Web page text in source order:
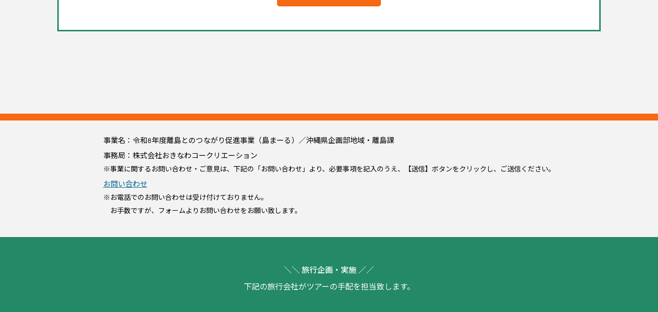
サービス提供者が一般に公開していないサービスに対して決めつけたもの
主観的であっても、コメント機能として不適切な表現と弊社が判断するもの
法律違反や犯罪行為等に結びつく可能性のあるもの
サービス提供者の関係者の方によるサービス提供者に対してのもの
政治的、宗教的、思想的に極端な偏りや差別がある内容
営利宣伝目的の内容
サービス提供者の法律・契約違反に関するもの（第3条に付記）
トラブルのあったサービス提供者に対してのもの（第3条に付記）
プライバシーの侵害、著作権等の知的財産権侵害に当たるもの（第3条に付記）
事業名：令和8年度離島とのつながり促進事業（島まーる）／沖縄県企画部地域・離島課
事務局：株式会社おきなわコークリエーション
※事業に関するお問い合わせ・ご意見は、下記の「お問い合わせ」より、必要事項を記入のうえ、【送信】ボタンをクリックし、ご送信ください。
お問い合わせ
※お電話でのお問い合わせは受け付けておりません。
お手数ですが、フォームよりお問い合わせをお願い致します。
＼＼ 旅行企画・実施 ／／
下記の旅行会社がツアーの手配を担当致します。